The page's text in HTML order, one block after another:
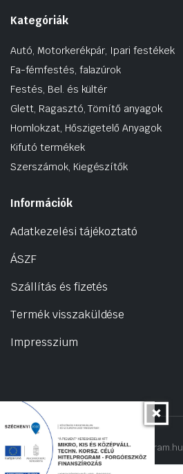
Kategóriák
Autó, Motorkerékpár, Ipari festékek
Fa-fémfestés, falazúrok
Festés, Bel. és kültér
Glett, Ragasztó, Tömítő anyagok
Homlokzat, Hőszigetelő Anyagok
Kifutó termékek
Szerszámok, Kiegészítők
Információk
Adatkezelési tájékoztató
ÁSZF
Szállítás és fizetés
Termék visszaküldése
Impresszium
Copyright 2022 © hogyantalaljanakram.hu